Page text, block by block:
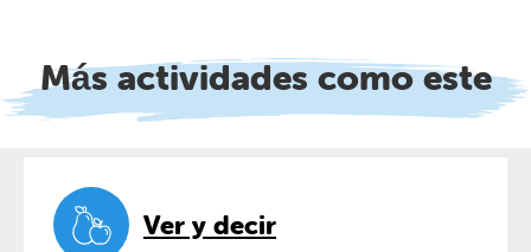
Más actividades como este
Ver y decir